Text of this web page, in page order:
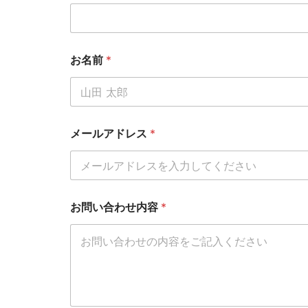
お名前 *
メールアドレス *
お問い合わせ内容 *